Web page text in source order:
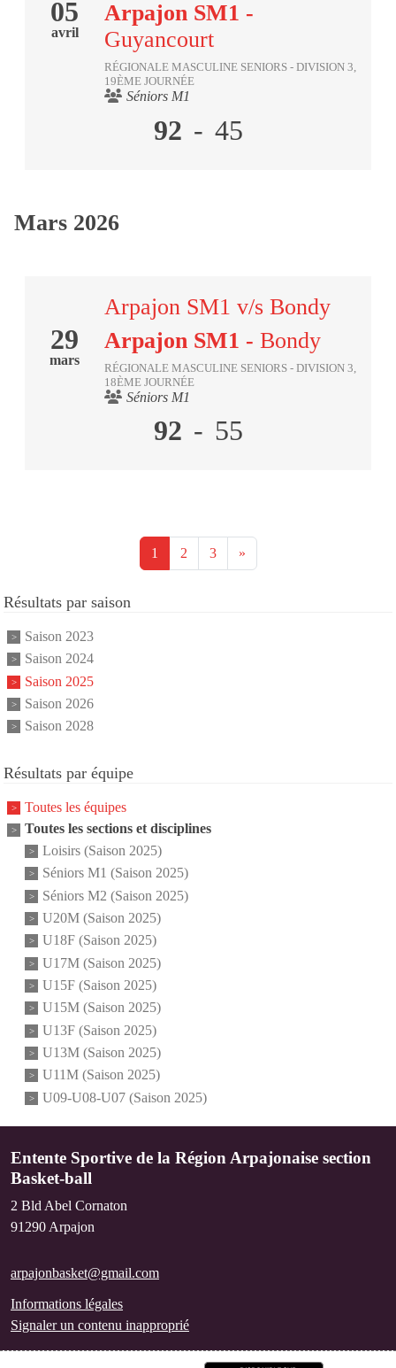
05
avril
Arpajon SM1 -
Guyancourt
RÉGIONALE MASCULINE SENIORS - DIVISION 3,
19ÈME JOURNÉE
Séniors M1
92 - 45
Mars 2026
29
mars
Arpajon SM1 v/s Bondy
Arpajon SM1 - Bondy
RÉGIONALE MASCULINE SENIORS - DIVISION 3,
18ÈME JOURNÉE
Séniors M1
92 - 55
1 2 3 »
Résultats par saison
Saison 2023
Saison 2024
Saison 2025
Saison 2026
Saison 2028
Résultats par équipe
Toutes les équipes
Toutes les sections et disciplines
Loisirs (Saison 2025)
Séniors M1 (Saison 2025)
Séniors M2 (Saison 2025)
U20M (Saison 2025)
U18F (Saison 2025)
U17M (Saison 2025)
U15F (Saison 2025)
U15M (Saison 2025)
U13F (Saison 2025)
U13M (Saison 2025)
U11M (Saison 2025)
U09-U08-U07 (Saison 2025)
Entente Sportive de la Région Arpajonaise section
Basket-ball
2 Bld Abel Cornaton
91290 Arpajon
arpajonbasket@gmail.com
Informations légales
Signaler un contenu inapproprié